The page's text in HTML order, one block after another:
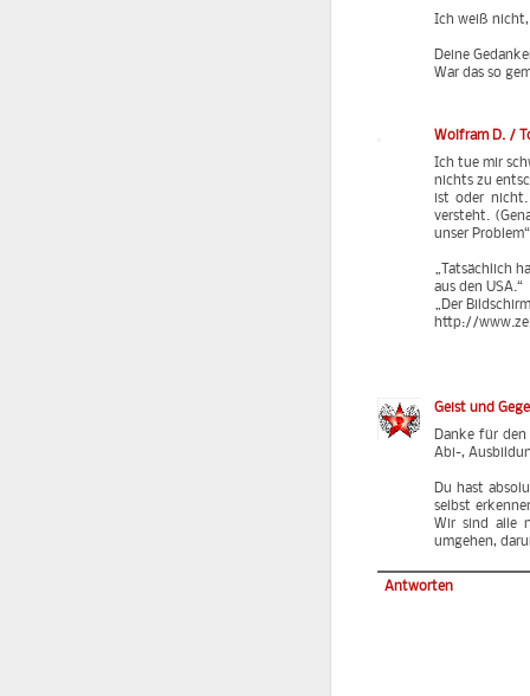
Ich weiß nicht,
Deine
War das so
Wolfram D. /
Ich tue mir
nichts zu
ist oder
versteht.
unser
„Tatsächlich
aus den USA.“
„Der
http://
Geist und
Danke für den
Abi-,
Du hast
selbst
Wir sind alle
umgehen,
Antworten